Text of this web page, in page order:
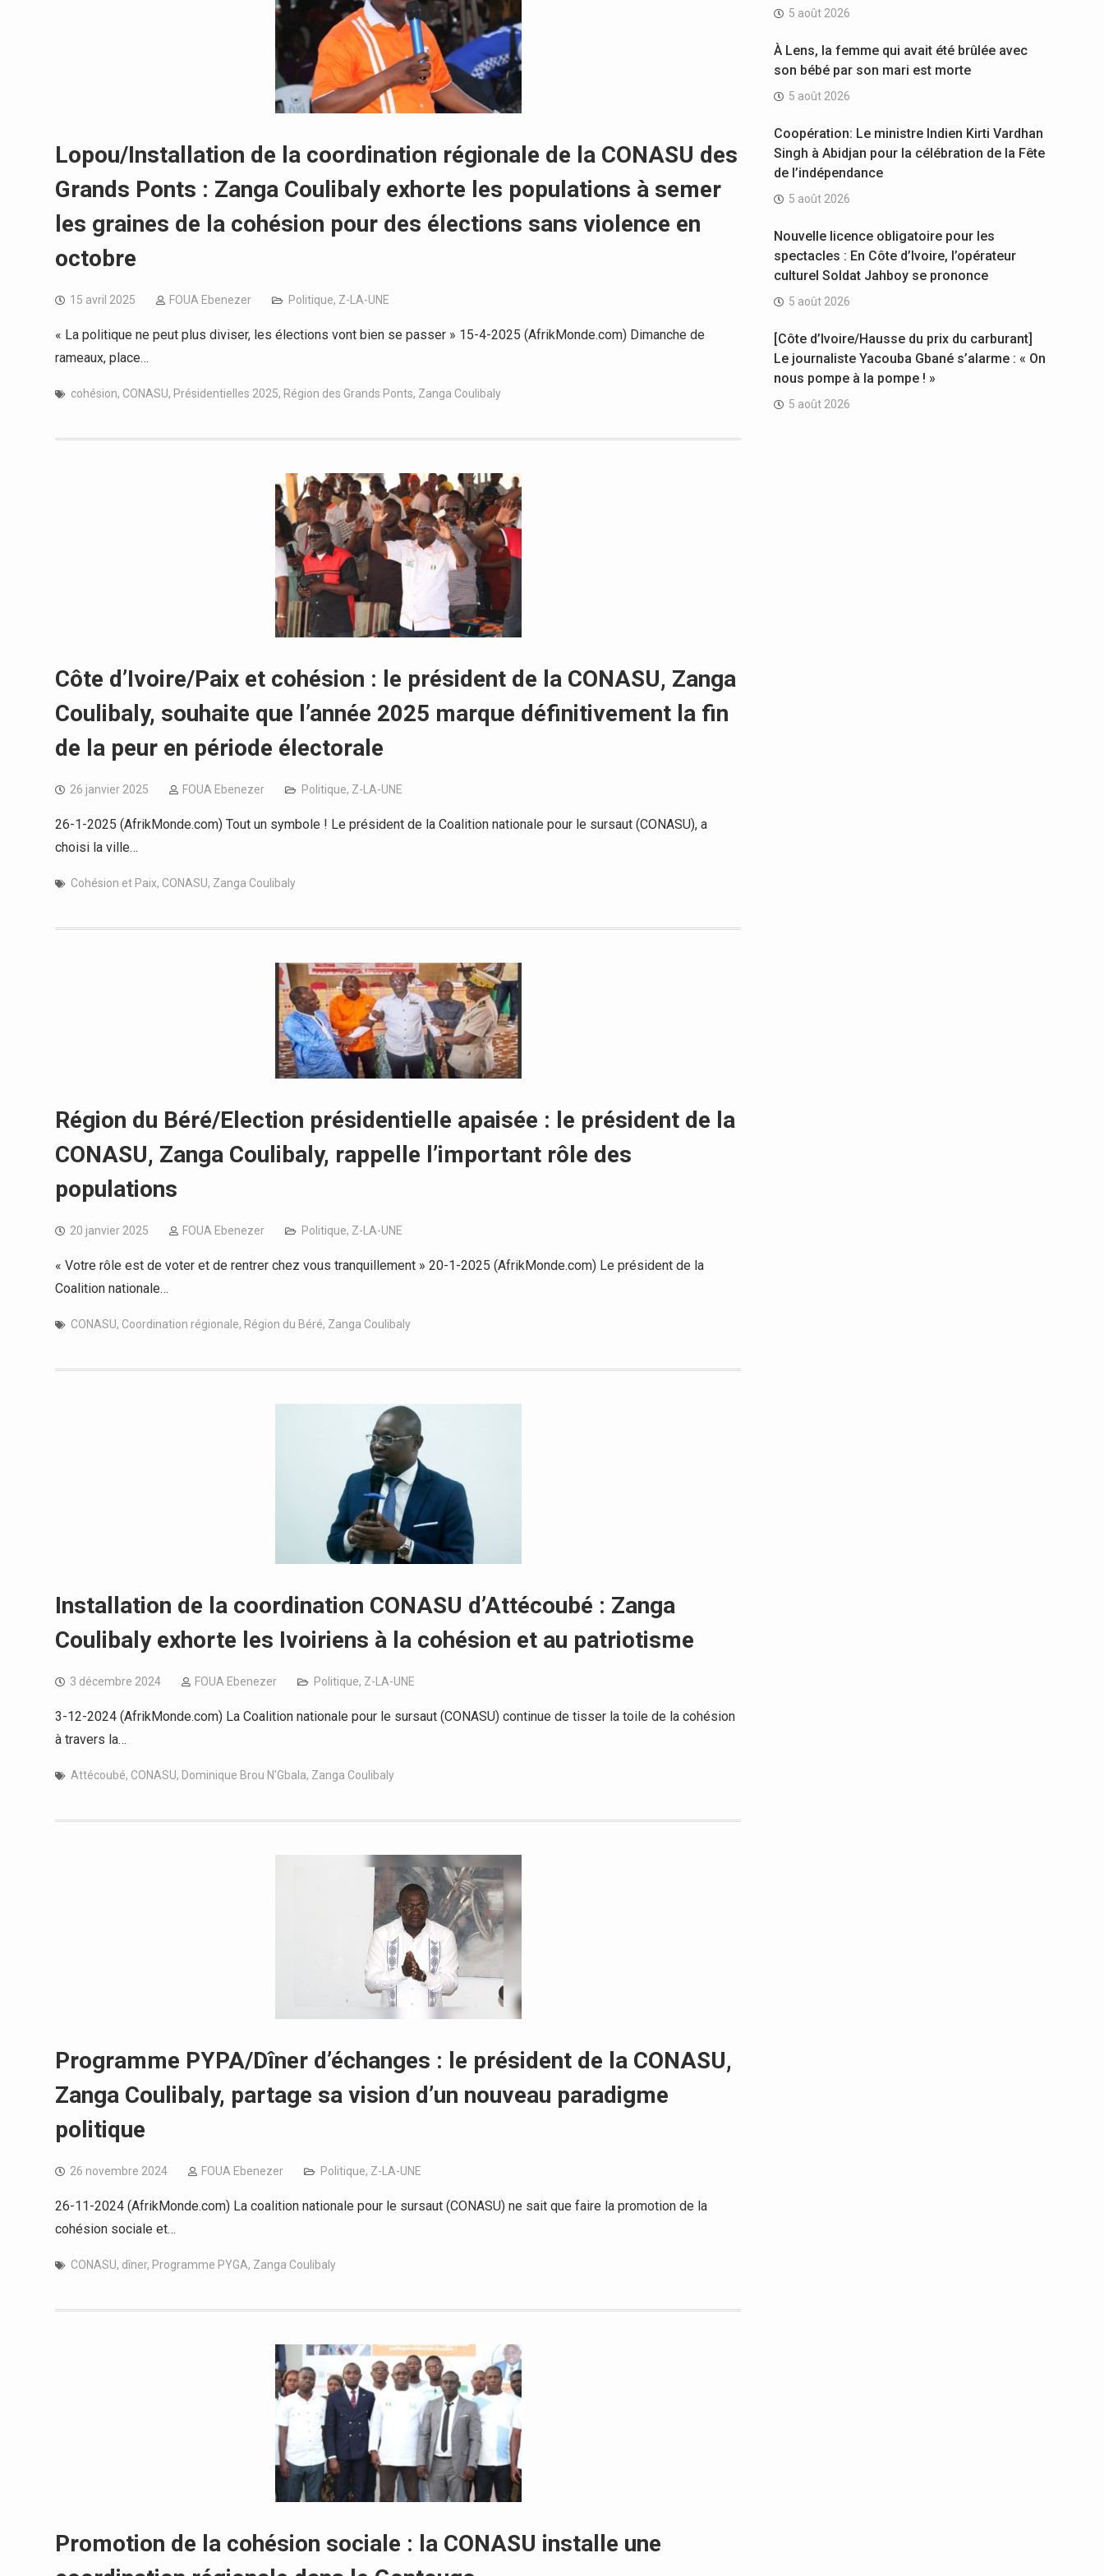
Lopou/Installation de la coordination régionale de la CONASU des
Grands Ponts : Zanga Coulibaly exhorte les populations à semer
les graines de la cohésion pour des élections sans violence en
octobre
15 avril 2025 FOUA Ebenezer Politique, Z-LA-UNE
« La politique ne peut plus diviser, les élections vont bien se passer » 15-4-2025 (AfrikMonde.com) Dimanche de
rameaux, place…
cohésion, CONASU, Présidentielles 2025, Région des Grands Ponts, Zanga Coulibaly
Côte d’Ivoire/Paix et cohésion : le président de la CONASU, Zanga
Coulibaly, souhaite que l’année 2025 marque définitivement la fin
de la peur en période électorale
26 janvier 2025 FOUA Ebenezer Politique, Z-LA-UNE
26-1-2025 (AfrikMonde.com) Tout un symbole ! Le président de la Coalition nationale pour le sursaut (CONASU), a
choisi la ville…
Cohésion et Paix, CONASU, Zanga Coulibaly
Région du Béré/Election présidentielle apaisée : le président de la
CONASU, Zanga Coulibaly, rappelle l’important rôle des
populations
20 janvier 2025 FOUA Ebenezer Politique, Z-LA-UNE
« Votre rôle est de voter et de rentrer chez vous tranquillement » 20-1-2025 (AfrikMonde.com) Le président de la
Coalition nationale…
CONASU, Coordination régionale, Région du Béré, Zanga Coulibaly
Installation de la coordination CONASU d’Attécoubé : Zanga
Coulibaly exhorte les Ivoiriens à la cohésion et au patriotisme
3 décembre 2024 FOUA Ebenezer Politique, Z-LA-UNE
3-12-2024 (AfrikMonde.com) La Coalition nationale pour le sursaut (CONASU) continue de tisser la toile de la cohésion
à travers la…
Attécoubé, CONASU, Dominique Brou N'Gbala, Zanga Coulibaly
Programme PYPA/Dîner d’échanges : le président de la CONASU,
Zanga Coulibaly, partage sa vision d’un nouveau paradigme
politique
26 novembre 2024 FOUA Ebenezer Politique, Z-LA-UNE
26-11-2024 (AfrikMonde.com) La coalition nationale pour le sursaut (CONASU) ne sait que faire la promotion de la
cohésion sociale et…
CONASU, dîner, Programme PYGA, Zanga Coulibaly
Promotion de la cohésion sociale : la CONASU installe une
5 août 2026
À Lens, la femme qui avait été brûlée avec
son bébé par son mari est morte
5 août 2026
Coopération: Le ministre Indien Kirti Vardhan
Singh à Abidjan pour la célébration de la Fête
de l’indépendance
5 août 2026
Nouvelle licence obligatoire pour les
spectacles : En Côte d’Ivoire, l’opérateur
culturel Soldat Jahboy se prononce
5 août 2026
[Côte d’Ivoire/Hausse du prix du carburant]
Le journaliste Yacouba Gbané s’alarme : « On
nous pompe à la pompe ! »
5 août 2026